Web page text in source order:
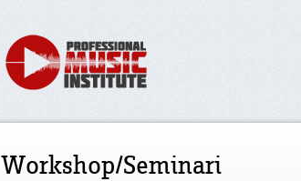
Workshop/Seminari